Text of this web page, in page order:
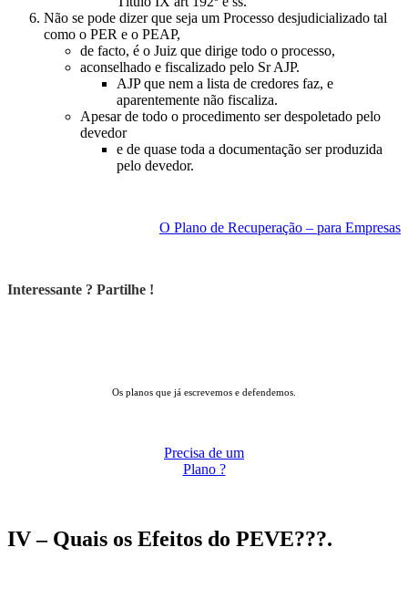
Não se pode dizer que seja um Processo desjudicializado tal
como o PER e o PEAP,
de facto, é o Juiz que dirige todo o processo,
aconselhado e fiscalizado pelo Sr AJP.
AJP que nem a lista de credores faz, e
aparentemente não fiscaliza.
Apesar de todo o procedimento ser despoletado pelo
devedor
e de quase toda a documentação ser produzida
pelo devedor.
O Plano de Recuperação – para Empresas
Interessante ? Partilhe !
Os planos que já escrevemos e defendemos.
Precisa de um
Plano ?
IV – Quais os Efeitos do PEVE???.